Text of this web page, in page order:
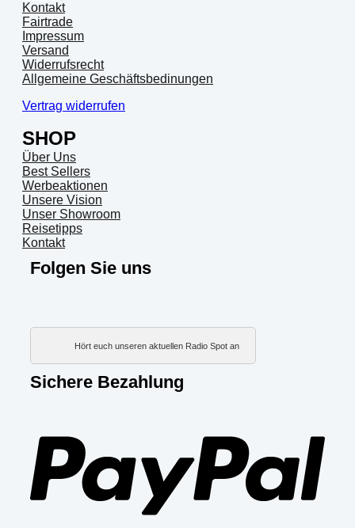
Kontakt
Fairtrade
Impressum
Versand
Widerrufsrecht
Allgemeine Geschäftsbedinungen
Vertrag widerrufen
SHOP
Über Uns
Best Sellers
Werbeaktionen
Unsere Vision
Unser Showroom
Reisetipps
Kontakt
Folgen Sie uns
Hört euch unseren aktuellen Radio Spot an
Sichere Bezahlung